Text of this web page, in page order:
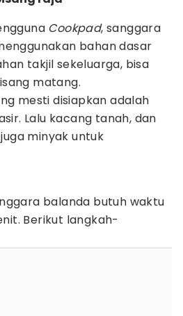
Cookpad, sanggara
bahan dasar
takjil sekeluarga, bisa
matang.
mesti disiapkan adalah
Lalu kacang tanah, dan
minyak untuk
balanda butuh waktu
Berikut langkah-